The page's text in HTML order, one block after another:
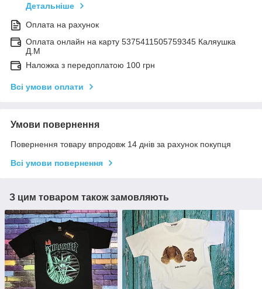
Детальніше
Оплата на рахунок
Оплата онлайн на карту 5375411505759345 Каляушка
Д.М
Наложка з передоплатою 100 грн
Всі умови оплати
Умови повернення
Повернення товару впродовж 14 днів за рахунок покупця
Всі умови повернення
З цим товаром також замовляють